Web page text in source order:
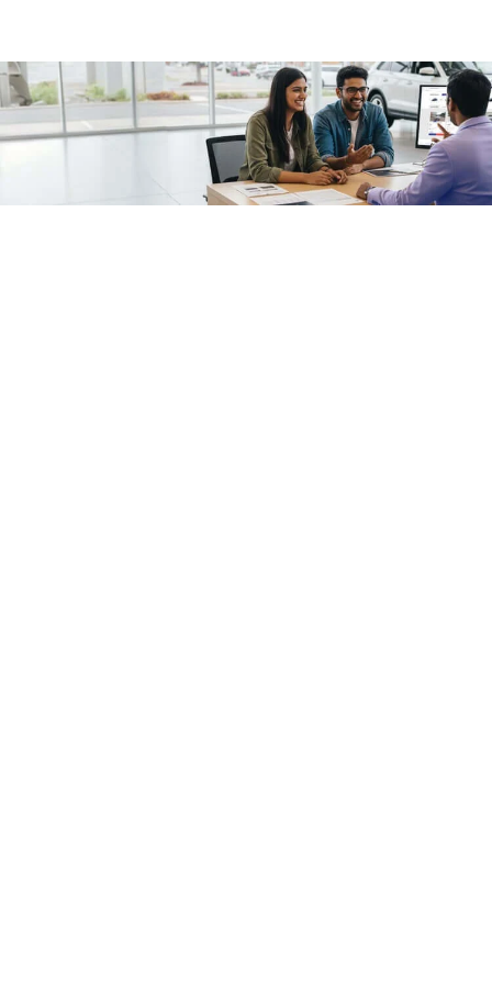
/fragments/plp-details